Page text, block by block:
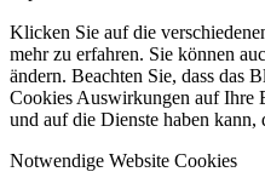
Klicken Sie auf die
mehr zu erfahren. Sie können
ändern. Beachten Sie, dass das
Cookies Auswirkungen auf Ihre
und auf die Dienste haben
Notwendige Website Cookies